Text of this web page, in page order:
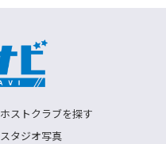
ホストクラブを探す
スタジオ写真